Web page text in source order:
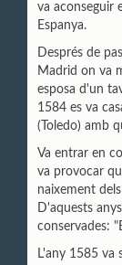
va aconseguir
Espanya.
Després de
Madrid on va
esposa d'un
1584 es va
(Toledo) amb
Va entrar en
va provocar
naixement
D'aquests
conservades:
L'any 1585 va